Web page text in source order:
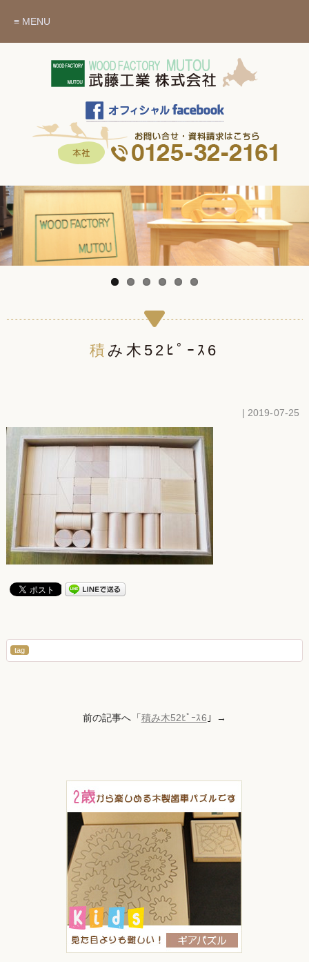
≡ MENU
積み木52ﾋﾟｰｽ6
| 2019-07-25
tag
前の記事へ「積み木52ﾋﾟｰｽ6 」→